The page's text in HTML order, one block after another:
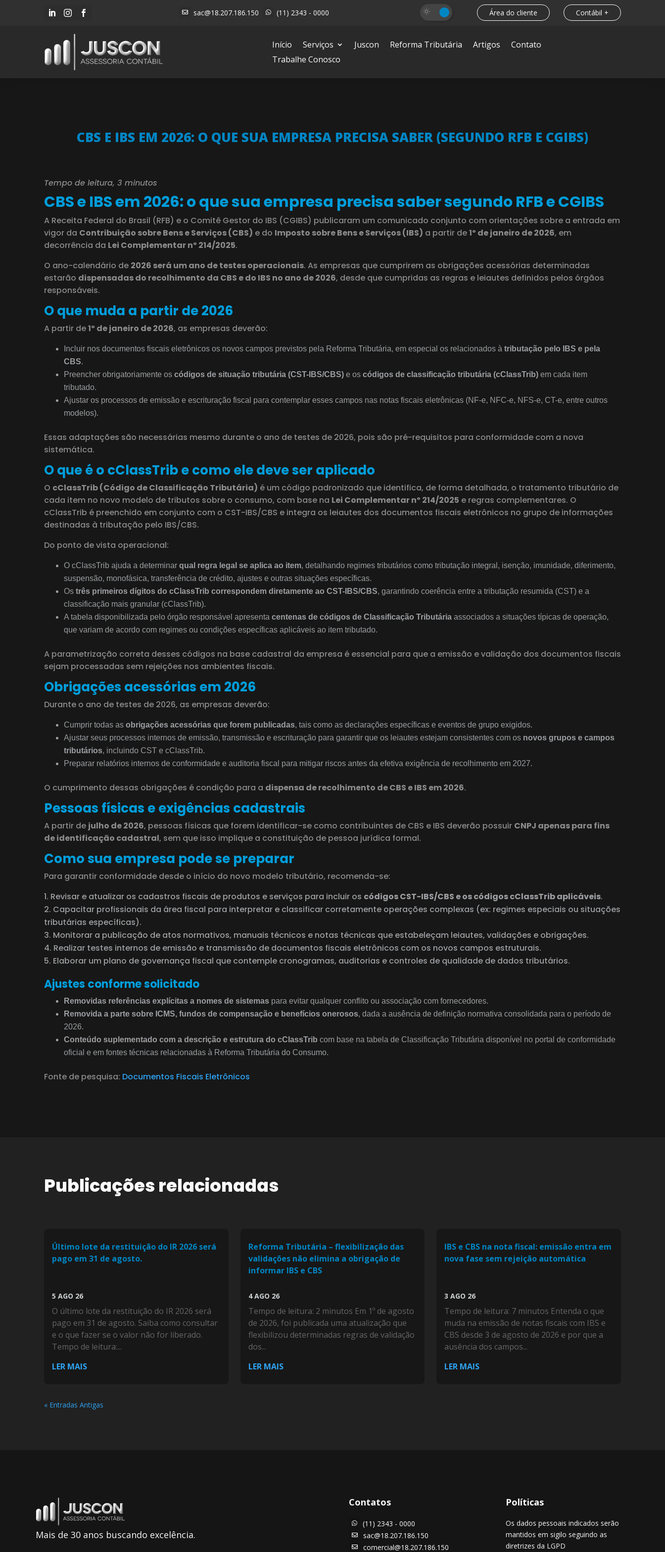
    sac@18.207.186.150  (11) 2343 - 0000 Área do cliente Contábil +
Início Serviços Juscon Reforma Tributária Artigos
Contato
Trabalhe Conosco
CBS E IBS EM 2026: O QUE SUA EMPRESA PRECISA SABER (SEGUNDO RFB E CGIBS)
Tempo de leitura, 3 minutos
CBS e IBS em 2026: o que sua empresa precisa saber segundo RFB e CGIBS
A Receita Federal do Brasil (RFB) e o Comitê Gestor do IBS (CGIBS) publicaram um comunicado conjunto com orientações sobre a entrada em
vigor da Contribuição sobre Bens e Serviços (CBS) e do Imposto sobre Bens e Serviços (IBS) a partir de1º de janeiro de 2026, em
decorrência da Lei Complementar nº 214/2025.
O ano-calendário de 2026 será um ano de testes operacionais. As empresas que cumprirem as obrigações acessórias determinadas
estarão dispensadas do recolhimento da CBS e do IBS no ano de 2026, desde que cumpridas as regras e leiautes definidos pelos órgãos
responsáveis.
O que muda a partir de 2026
A partir de1º de janeiro de 2026, as empresas deverão:
Incluir nos documentos fiscais eletrônicos os novos campos previstos pela Reforma Tributária, em especial os relacionados à tributação pelo IBS e pela
CBS.
Preencher obrigatoriamente os códigos de situação tributária (CST-IBS/CBS) e os códigos de classificação tributária (cClassTrib) em cada item
tributado.
Ajustar os processos de emissão e escrituração fiscal para contemplar esses campos nas notas fiscais eletrônicas (NF-e, NFC-e, NFS-e, CT-e, entre outros
modelos).
Essas adaptações são necessárias mesmo durante o ano de testes de 2026, pois são pré-requisitos para conformidade com a nova
sistemática.
O que é o cClassTrib e como ele deve ser aplicado
O cClassTrib (Código de Classificação Tributária) é um código padronizado que identifica, de forma detalhada, o tratamento tributário de
cada item no novo modelo de tributos sobre o consumo, com base na Lei Complementar nº 214/2025 e regras complementares. O
cClassTrib é preenchido em conjunto com o CST-IBS/CBS e integra os leiautes dos documentos fiscais eletrônicos no grupo de informações
destinadas à tributação pelo IBS/CBS.
Do ponto de vista operacional:
O cClassTrib ajuda a determinar qual regra legal se aplica ao item, detalhando regimes tributários como tributação integral, isenção, imunidade, diferimento,
suspensão, monofásica, transferência de crédito, ajustes e outras situações específicas.
Os três primeiros dígitos do cClassTrib correspondem diretamente ao CST-IBS/CBS, garantindo coerência entre a tributação resumida (CST) e a
classificação mais granular (cClassTrib).
A tabela disponibilizada pelo órgão responsável apresenta centenas de códigos de Classificação Tributária associados a situações típicas de operação,
que variam de acordo com regimes ou condições específicas aplicáveis ao item tributado.
A parametrização correta desses códigos na base cadastral da empresa é essencial para que a emissão e validação dos documentos fiscais
sejam processadas sem rejeições nos ambientes fiscais.
Obrigações acessórias em 2026
Durante o ano de testes de 2026, as empresas deverão:
Cumprir todas as obrigações acessórias que forem publicadas, tais como as declarações específicas e eventos de grupo exigidos.
Ajustar seus processos internos de emissão, transmissão e escrituração para garantir que os leiautes estejam consistentes com os novos grupos e campos
tributários, incluindo CST e cClassTrib.
Preparar relatórios internos de conformidade e auditoria fiscal para mitigar riscos antes da efetiva exigência de recolhimento em 2027.
O cumprimento dessas obrigações é condição para a dispensa de recolhimento de CBS e IBS em 2026.
Pessoas físicas e exigências cadastrais
A partir de julho de 2026, pessoas físicas que forem identificar-se como contribuintes de CBS e IBS deverão possuir CNPJ apenas para fins
de identificação cadastral, sem que isso implique a constituição de pessoa jurídica formal.
Como sua empresa pode se preparar
Para garantir conformidade desde o início do novo modelo tributário, recomenda-se:
Revisar e atualizar os cadastros fiscais de produtos e serviços para incluir os códigos CST-IBS/CBS e os códigos cClassTrib aplicáveis.
Capacitar profissionais da área fiscal para interpretar e classificar corretamente operações complexas (ex: regimes especiais ou situações
tributárias específicas).
Monitorar a publicação de atos normativos, manuais técnicos e notas técnicas que estabeleçam leiautes, validações e obrigações.
Realizar testes internos de emissão e transmissão de documentos fiscais eletrônicos com os novos campos estruturais.
Elaborar um plano de governança fiscal que contemple cronogramas, auditorias e controles de qualidade de dados tributários.
Ajustes conforme solicitado
Removidas referências explícitas a nomes de sistemas para evitar qualquer conflito ou associação com fornecedores.
Removida a parte sobre ICMS, fundos de compensação e benefícios onerosos, dada a ausência de definição normativa consolidada para o período de
2026.
Conteúdo suplementado com a descrição e estrutura do cClassTrib com base na tabela de Classificação Tributária disponível no portal de conformidade
oficial e em fontes técnicas relacionadas à Reforma Tributária do Consumo.
Fonte de pesquisa: Documentos Fiscais Eletrônicos
Publicações relacionadas
Último lote da restituição do IR 2026 será
pago em 31 de agosto.
5 AGO 26
O último lote da restituição do IR 2026 será
pago em 31 de agosto. Saiba como consultar
e o que fazer se o valor não for liberado.
Tempo de leitura:...
LER MAIS
Reforma Tributária – flexibilização das
validações não elimina a obrigação de
informar IBS e CBS
4 AGO 26
Tempo de leitura: 2 minutos Em 1º de agosto
de 2026, foi publicada uma atualização que
flexibilizou determinadas regras de validação
dos...
LER MAIS
IBS e CBS na nota fiscal: emissão entra em
nova fase sem rejeição automática
3 AGO 26
Tempo de leitura: 7 minutos Entenda o que
muda na emissão de notas fiscais com IBS e
CBS desde 3 de agosto de 2026 e por que a
ausência dos campos...
LER MAIS
« Entradas Antigas
Mais de 30 anos buscando excelência.
Contatos
 (11) 2343 - 0000
 sac@18.207.186.150
 comercial@18.207.186.150
Políticas
Os dados pessoais indicados serão
mantidos em sigilo seguindo as
diretrizes da LGPD